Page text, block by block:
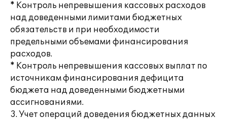
* Контроль непревышения кассовых расходов
над доведенными лимитами бюджетных
обязательств и при необходимости
предельными объемами финансирования
расходов.
* Контроль непревышения кассовых выплат по
источникам финансирования дефицита
бюджета над доведенными бюджетными
ассигнованиями.
3. Учет операций доведения бюджетных данных